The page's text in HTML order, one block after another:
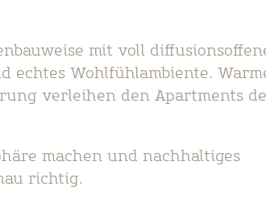
mit voll
echtes Wohlfühlambiente.
verleihen den Apartments
machen und nachhaltiges
richtig.